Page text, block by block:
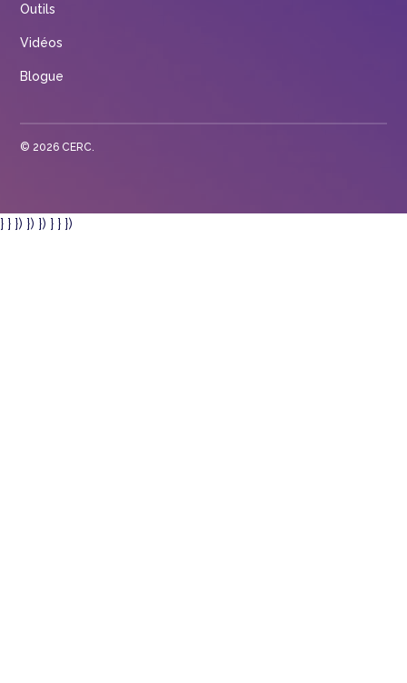
Outils
Vidéos
Blogue
©2026 CERC.
} } }) }) }) } } })